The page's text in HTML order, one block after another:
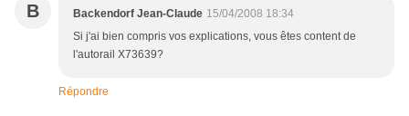
B Backendorf Jean-Claude 15/04/2008 18:34
Si j'ai bien compris vos explications, vous êtes content de
l'autorail X73639?
Répondre